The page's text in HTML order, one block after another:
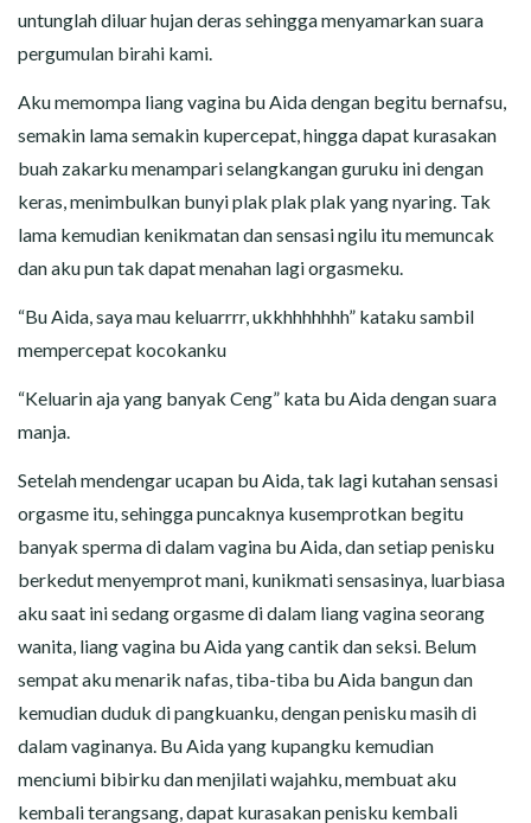
untunglah diluar hujan deras sehingga menyamarkan suara
pergumulan birahi kami.
Aku memompa liang vagina bu Aida dengan begitu bernafsu,
semakin lama semakin kupercepat, hingga dapat kurasakan
buah zakarku menampari selangkangan guruku ini dengan
keras, menimbulkan bunyi plak plak plak yang nyaring. Tak
lama kemudian kenikmatan dan sensasi ngilu itu memuncak
dan aku pun tak dapat menahan lagi orgasmeku.
“Bu Aida, saya mau keluarrrr, ukkhhhhhhh” kataku sambil
mempercepat kocokanku
“Keluarin aja yang banyak Ceng” kata bu Aida dengan suara
manja.
Setelah mendengar ucapan bu Aida, tak lagi kutahan sensasi
orgasme itu, sehingga puncaknya kusemprotkan begitu
banyak sperma di dalam vagina bu Aida, dan setiap penisku
berkedut menyemprot mani, kunikmati sensasinya, luarbiasa
aku saat ini sedang orgasme di dalam liang vagina seorang
wanita, liang vagina bu Aida yang cantik dan seksi. Belum
sempat aku menarik nafas, tiba-tiba bu Aida bangun dan
kemudian duduk di pangkuanku, dengan penisku masih di
dalam vaginanya. Bu Aida yang kupangku kemudian
menciumi bibirku dan menjilati wajahku, membuat aku
kembali terangsang, dapat kurasakan penisku kembali